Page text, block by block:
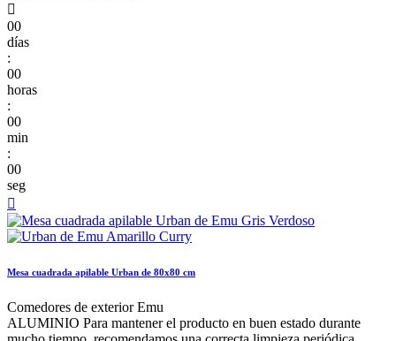

00
días
:
00
horas
:
00
min
:
00
seg

Mesa cuadrada apilable Urban de 80x80 cm
Comedores de exterior Emu
ALUMINIO Para mantener el producto en buen estado durante